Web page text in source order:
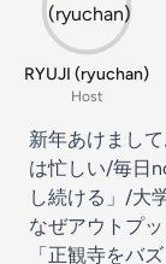
RYUJI (ryuchan)
Host
新年あけまし
は忙しい/毎日
し続ける」/大
なぜアウトプ
「正観寺をバ